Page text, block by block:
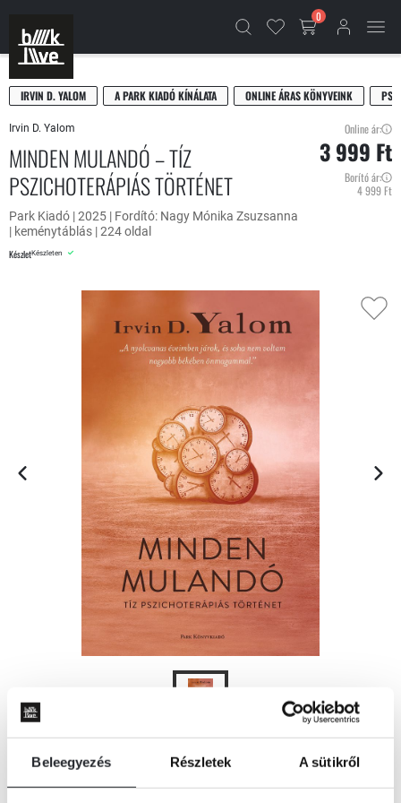
Beleegyezés Részletek A sütikről
0
IRVIN D. YALOM A PARK KIADÓ KÍNÁLATA ONLINE ÁRAS KÖNYVEINK
Irvin D. Yalom
MINDEN MULANDÓ – TÍZ
PSZICHOTERÁPIÁS TÖRTÉNET
Park Kiadó | 2025 | Fordító: Nagy Mónika Zsuzsanna
| keménytáblás | 224 oldal
KészletKészleten
Online ár:
3 999 Ft
Borító ár:
4 999 Ft
KOSÁRBA